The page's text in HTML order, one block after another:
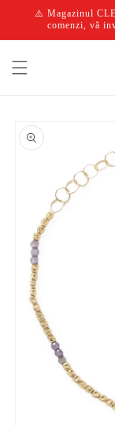
Salt la
conținut
⚠️ Magazinul
comenzi, vă
informațiile
despre